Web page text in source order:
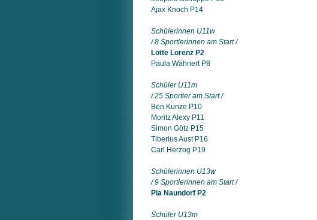
Ajax Knoch P14
Schülerinnen U11w
/ 8 Sportlerinnen am Start /
Lotte Lorenz P2
Paula Wähnert P8
Schüler U11m
/ 25 Sportler am Start /
Ben Kunze P10
Moritz Alexy P11
Simon Götz P15
Tiberius Aust P16
Carl Herzog P19
Schülerinnen U13w
/ 9 Sportlerinnen am Start /
Pia Naundorf P2
Schüler U13m